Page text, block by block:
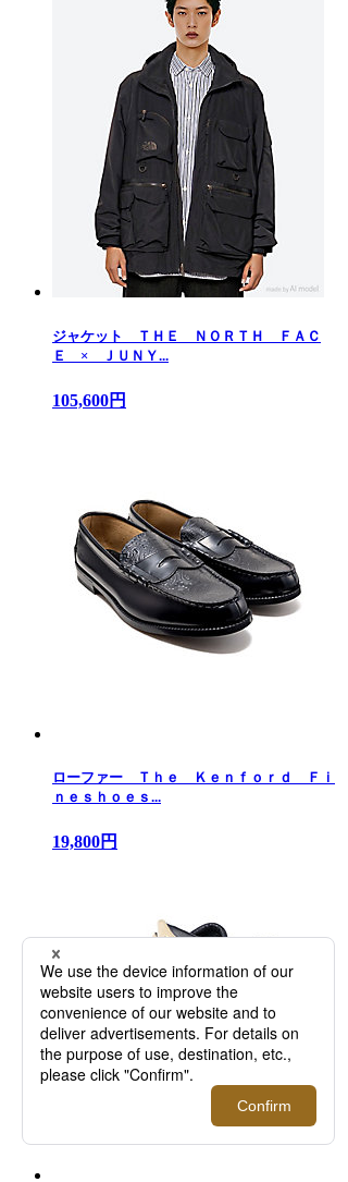
ジャケット ＴＨＥ ＮＯＲＴＨ ＦＡＣ
Ｅ × ＪＵＮＹ...
105,600円
ローファー Ｔｈｅ Ｋｅｎｆｏｒｄ Ｆｉ
ｎｅｓｈｏｅｓ...
19,800円